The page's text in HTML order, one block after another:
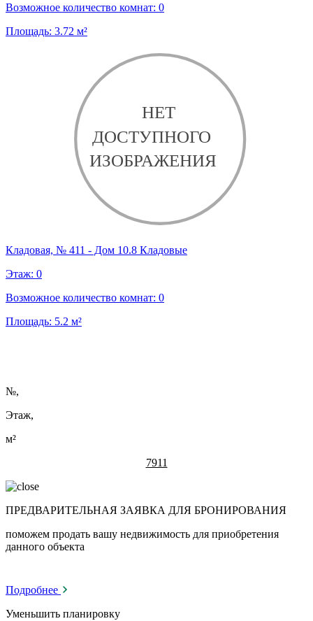
Возможное количество комнат: 0
Площадь: 3.72 м²
Кладовая, № 411 - Дом 10.8 Кладовые
Этаж: 0
Возможное количество комнат: 0
Площадь: 5.2 м²
№,
Этаж,
м²
7911
ПРЕДВАРИТЕЛЬНАЯ ЗАЯВКА ДЛЯ БРОНИРОВАНИЯ
поможем продать вашу недвижимость для приобретения
данного объекта
Подробнее
Уменьшить планировку